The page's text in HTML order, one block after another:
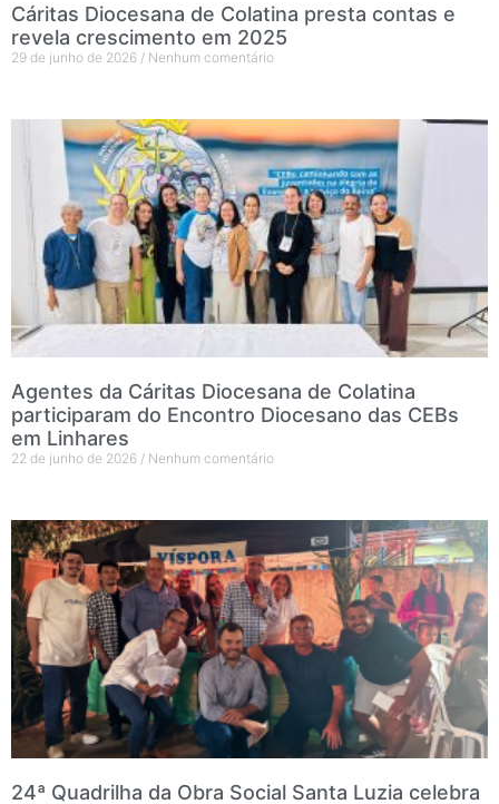
Cáritas Diocesana de Colatina presta contas e
revela crescimento em 2025
29 de junho de 2026 Nenhum comentário
Agentes da Cáritas Diocesana de Colatina
participaram do Encontro Diocesano das CEBs
em Linhares
22 de junho de 2026 Nenhum comentário
24ª Quadrilha da Obra Social Santa Luzia celebra